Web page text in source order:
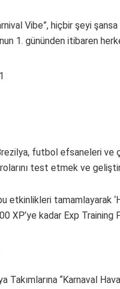
Vibe”, hiçbir şeyi
1. gününden itibaren
futbol efsaneleri ve
test etmek ve
etkinlikleri tamamlayarak
XP’ye kadar Exp Training
Takımlarına “Karnaval